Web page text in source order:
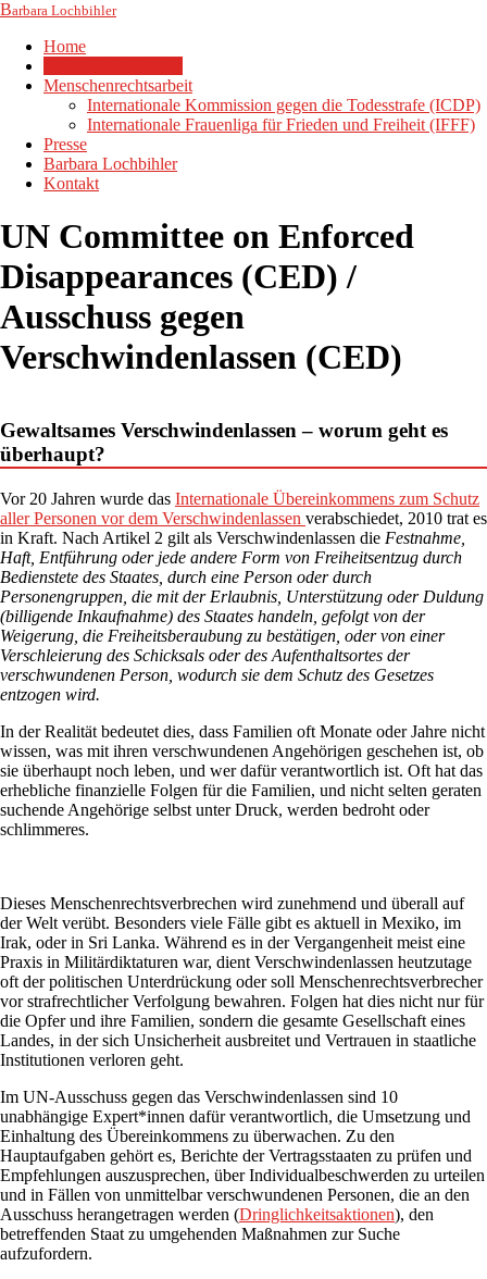
Barbara Lochbihler
Home
Menschenrechtsarbeit
Internationale Kommission gegen die Todesstrafe (ICDP)
Internationale Frauenliga für Frieden und Freiheit (IFFF)
Presse
Barbara Lochbihler
Kontakt
UN Committee on Enforced
Disappearances (CED) /
Ausschuss gegen
Verschwindenlassen (CED)
Gewaltsames Verschwindenlassen – worum geht es
überhaupt?
Vor 20 Jahren wurde das Internationale Übereinkommens zum Schutz
aller Personen vor dem Verschwindenlassen verabschiedet, 2010 trat es
in Kraft. Nach Artikel 2 gilt als Verschwindenlassen die Festnahme,
Haft, Entführung oder jede andere Form von Freiheitsentzug durch
Bedienstete des Staates, durch eine Person oder durch
Personengruppen, die mit der Erlaubnis, Unterstützung oder Duldung
(billigende Inkaufnahme) des Staates handeln, gefolgt von der
Weigerung, die Freiheitsberaubung zu bestätigen, oder von einer
Verschleierung des Schicksals oder des Aufenthaltsortes der
verschwundenen Person, wodurch sie dem Schutz des Gesetzes
entzogen wird.
In der Realität bedeutet dies, dass Familien oft Monate oder Jahre nicht
wissen, was mit ihren verschwundenen Angehörigen geschehen ist, ob
sie überhaupt noch leben, und wer dafür verantwortlich ist. Oft hat das
erhebliche finanzielle Folgen für die Familien, und nicht selten geraten
suchende Angehörige selbst unter Druck, werden bedroht oder
schlimmeres.
Dieses Menschenrechtsverbrechen wird zunehmend und überall auf
der Welt verübt. Besonders viele Fälle gibt es aktuell in Mexiko, im
Irak, oder in Sri Lanka. Während es in der Vergangenheit meist eine
Praxis in Militärdiktaturen war, dient Verschwindenlassen heutzutage
oft der politischen Unterdrückung oder soll Menschenrechtsverbrecher
vor strafrechtlicher Verfolgung bewahren. Folgen hat dies nicht nur für
die Opfer und ihre Familien, sondern die gesamte Gesellschaft eines
Landes, in der sich Unsicherheit ausbreitet und Vertrauen in staatliche
Institutionen verloren geht.
Im UN-Ausschuss gegen das Verschwindenlassen sind 10
unabhängige Expert*innen dafür verantwortlich, die Umsetzung und
Einhaltung des Übereinkommens zu überwachen. Zu den
Hauptaufgaben gehört es, Berichte der Vertragsstaaten zu prüfen und
Empfehlungen auszusprechen, über Individualbeschwerden zu urteilen
und in Fällen von unmittelbar verschwundenen Personen, die an den
Ausschuss herangetragen werden (Dringlichkeitsaktionen), den
betreffenden Staat zu umgehenden Maßnahmen zur Suche
aufzufordern.